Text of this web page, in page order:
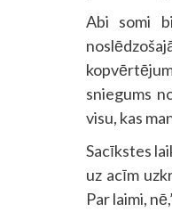
Abi somi
sniegums
visu, kas
Sacīkstes
uz acīm
Par laimi,